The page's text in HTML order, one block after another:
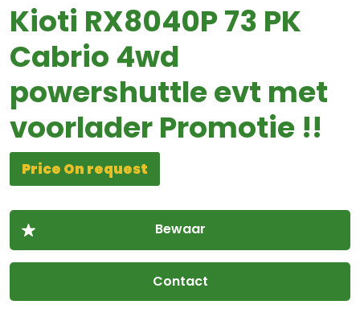
Kioti RX8040P 73 PK
Cabrio 4wd
powershuttle evt met
voorlader Promotie !!
Price On request
Contact